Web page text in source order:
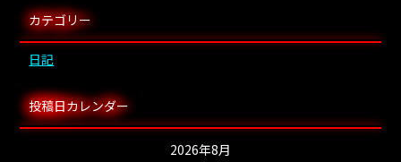
カテゴリー
日記
投稿日カレンダー
2026年8月